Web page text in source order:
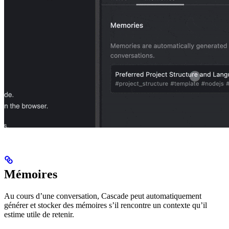
Mémoires
Au cours d’une conversation, Cascade peut automatiquement
générer et stocker des mémoires s’il rencontre un contexte qu’il
estime utile de retenir.